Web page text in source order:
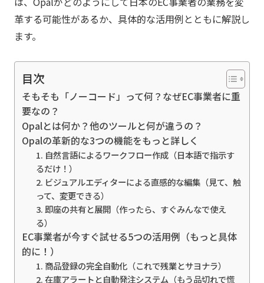
革する可能性があるか、具体的な活用例とともに解説し
ます。
目次
そもそも「ノーコード」って何？なぜEC事業者に重
要なの？
Opalとは何か？他のツールと何が違うの？
Opalの革新的な3つの機能をもっと詳しく
1. 自然言語によるワークフロー作成（日本語で指示す
るだけ！）
2. ビジュアルエディターによる直感的な編集（見て、触
って、変更できる）
3. 即座の共有と展開（作ったら、すぐみんなで使え
る）
EC事業者が今すぐ試せる5つの活用例（もっと具体
的に！）
1. 商品登録の完全自動化（これで残業とサヨナラ）
2. 在庫アラートと自動発注システム（もう品切れで慌